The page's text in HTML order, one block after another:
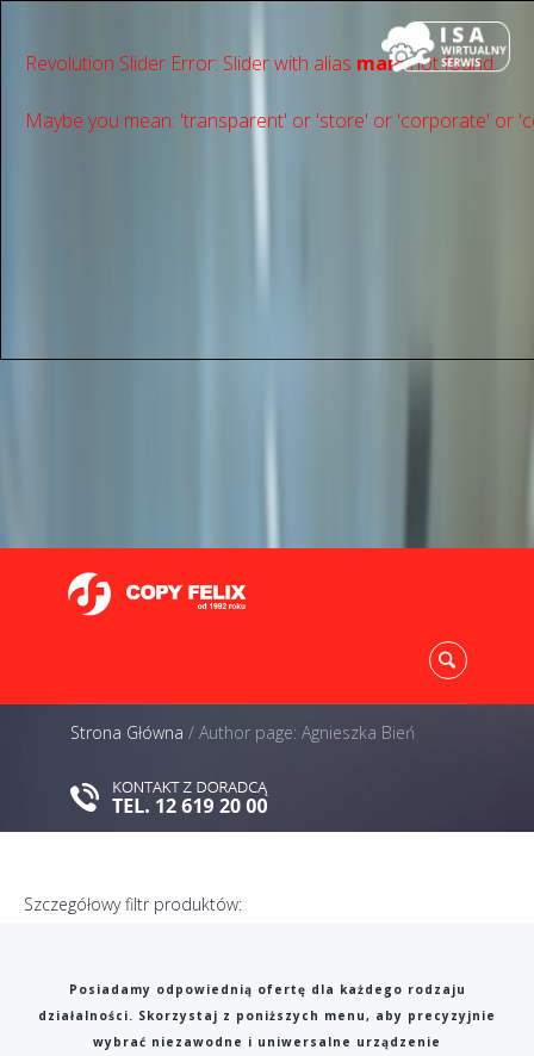
Revolution Slider Error: Slider with alias mainnot found.
Maybe you mean: 'transparent' or 'store' or 'сorporate' or
Strona Główna / Author page: Agnieszka Bień
Szczegółowy filtr produktów:
Posiadamy odpowiednią ofertę dla każdego rodzaju
działalności. Skorzystaj z poniższych menu, aby precyzyjnie
wybrać niezawodne i uniwersalne urządzenie